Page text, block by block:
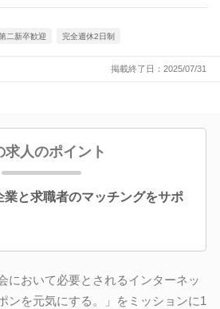
二新卒歓迎 完全週休2日制
掲載終了日：2025/07/31
求人のポイント
と求職者のマッチングをサポ
において必要とされるインターネッ
ンを元気にする。」をミッションに1